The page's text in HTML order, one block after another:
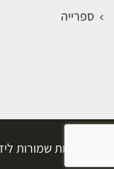
ספרייה
כל הזכויות שמורות